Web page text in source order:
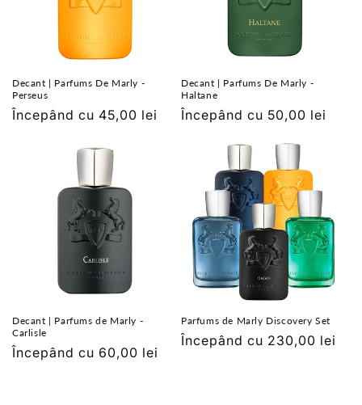
Decant | Parfums De Marly -
Perseus
Preț
Începând cu 45,00 lei
Decant | Parfums De Marly -
Haltane
Preț
Începând cu 50,00 lei
Decant | Parfums de Marly -
Carlisle
Preț
Începând cu 60,00 lei
Parfums de Marly Discovery Set
Preț
Începând cu 230,00 lei